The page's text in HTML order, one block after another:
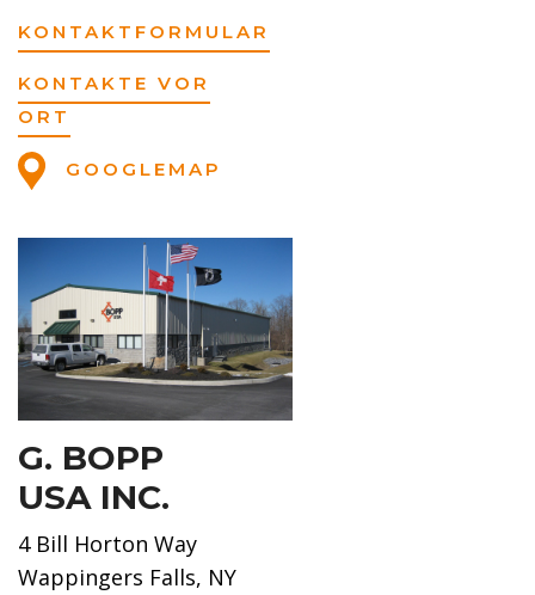
KONTAKTFORMULAR
KONTAKTE VOR
ORT
GOOGLEMAP
G. BOPP
USA INC.
4 Bill Horton Way
Wappingers Falls, NY